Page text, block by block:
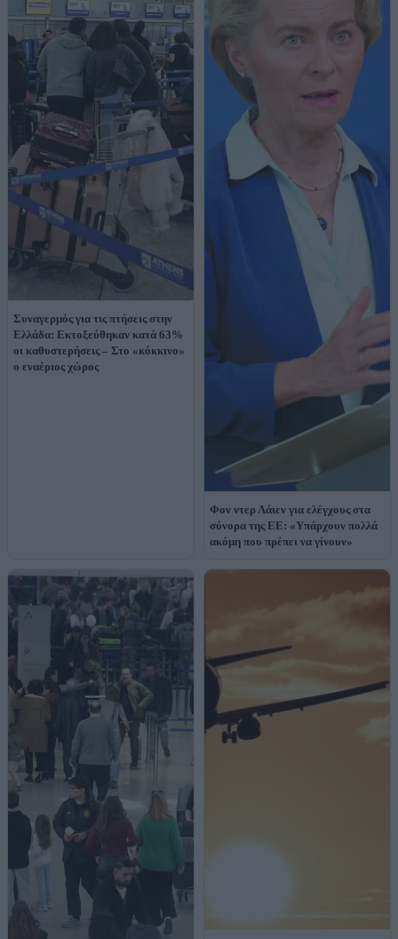
Συναγερμός για τις πτήσεις στην
Ελλάδα: Εκτοξεύθηκαν κατά 63%
οι καθυστερήσεις – Στο «κόκκινο»
ο εναέριος χώρος
Φον ντερ Λάιεν για ελέγχους στα
σύνορα της ΕΕ: «Υπάρχουν πολλά
ακόμη που πρέπει να γίνουν»